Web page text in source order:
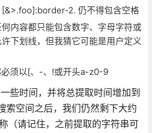
[&>.foo]:border-2. 仍不得包含空格
内容都只能包含数字、字母字符或
下划线，但我猜它可能是用户定义
须以[、-、!或开头a-z0-9
些时间，并将总提取时间增加到
索空间之后，我们仍然剩下大约
（请记住，之前提取的字符串可